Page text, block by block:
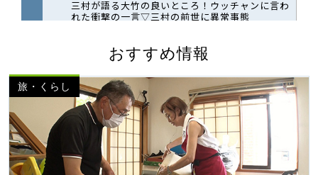
おすすめ情報
旅・くらし